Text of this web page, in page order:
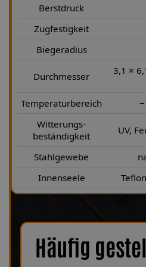
Berstdruck
Zugfestigkeit
Biegeradius
Durchmesser
3,1 ×
Temperaturbereich
Witterungs-
beständigkeit
UV,
Stahlgewebe
Innenseele
Häufig